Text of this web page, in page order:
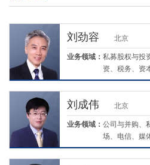
刘劲容 北京
业务领域： 私募股权与投
资、税务、资
刘成伟 北京
业务领域： 公司与并购、
场、电信、媒
医疗、环境、